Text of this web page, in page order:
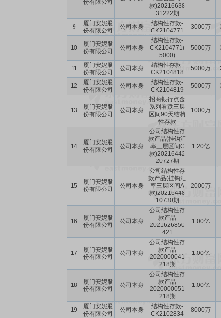
份有限公司
款)20216638
31222期
9
厦门安妮股
份有限公司
公司本身
结构性存款-
CK2104771
3000万
10
厦门安妮股
份有限公司
公司本身
结构性存款-
CK2104771(
5000)
5000万
11
厦门安妮股
份有限公司
公司本身
结构性存款-
CK2104818
5000万
12
厦门安妮股
份有限公司
公司本身
结构性存款-
CK2104819
5000万
13
厦门安妮股
份有限公司
公司本身
招商银行点金
系列看跌三层
区间90天结构
性存款
1000万
14
厦门安妮股
份有限公司
公司本身
公司结构性存
款产品(挂钩汇
率三层区间C
款)20216442
20727期
1.20亿
15
厦门安妮股
份有限公司
公司本身
公司结构性存
款产品(挂钩汇
率三层区间A
款)20216448
10730期
2000万
16
厦门安妮股
份有限公司
公司本身
公司结构性存
款产品
2021626850
421
1.00亿
17
厦门安妮股
份有限公司
公司本身
公司结构性存
款产品
2020000041
218期
1.00亿
18
厦门安妮股
份有限公司
公司本身
公司结构性存
款产品
2020000051
218期
1.00亿
19
厦门安妮股
份有限公司
公司本身
结构性存款-
CK2102834
8000万